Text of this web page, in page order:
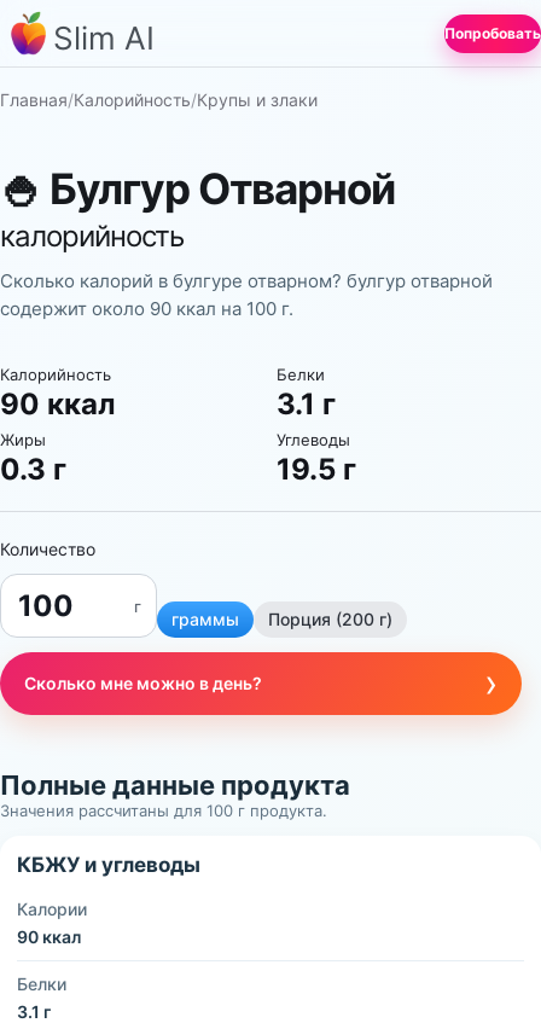
Slim AI Попробовать
Главная/Калорийность/Крупы и злаки
🍚 Булгур Отварной
калорийность
Сколько калорий в булгуре отварном? булгур отварной
содержит около 90 ккал на 100 г.
Калорийность
90 ккал
Белки
3.1 г
Жиры
0.3 г
Углеводы
19.5 г
Количество
г
граммы Порция (200 г)
Сколько мне можно в день? ›
Полные данные продукта
Значения рассчитаны для 100 г продукта.
КБЖУ и углеводы
Калории
90 ккал
Белки
3.1 г